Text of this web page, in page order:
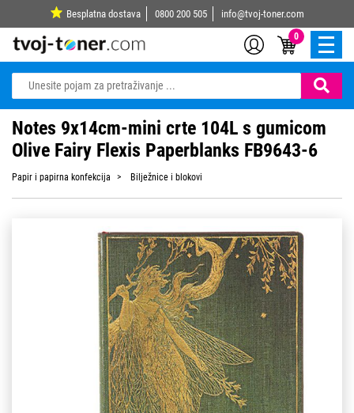
Besplatna dostava 0800 200 505 info@tvoj-toner.com
0
Notes 9x14cm-mini crte 104L s gumicom
Olive Fairy Flexis Paperblanks FB9643-6
Papir i papirna konfekcija Bilježnice i blokovi